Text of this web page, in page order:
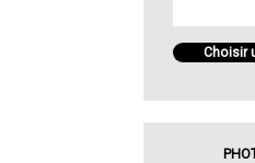
Choisir